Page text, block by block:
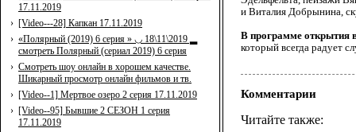
17.11.2019
› [Video---28] Капкан 17.11.2019
› «Полярный (2019) 6 серия » ◡ 18\11\2019 ▂
смотреть Полярный (сериал 2019) 6 серия
› Смотреть шоу онлайн в хорошем качестве.
Шикарный просмотр онлайн фильмов и тв.
› [Video--1] Мертвое озеро 2 серия 17.11.2019
› [Video--95] Бывшие 2 СЕЗОН 1 серия
17.11.2019
и Виталия Добрынина,
В программе открытия
который всегда радует
Комментарии
Читайте также: